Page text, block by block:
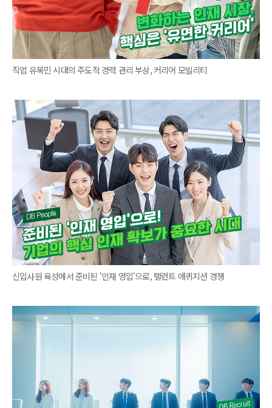
직업 유목민 시대의 주도적 경력 관리 부상, 커리어 모빌리티
신입사원 육성에서 준비된 '인재 영입'으로, 탤런트 애퀴지션 경쟁